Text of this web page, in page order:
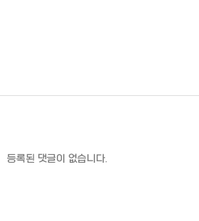
등록된 댓글이 없습니다.